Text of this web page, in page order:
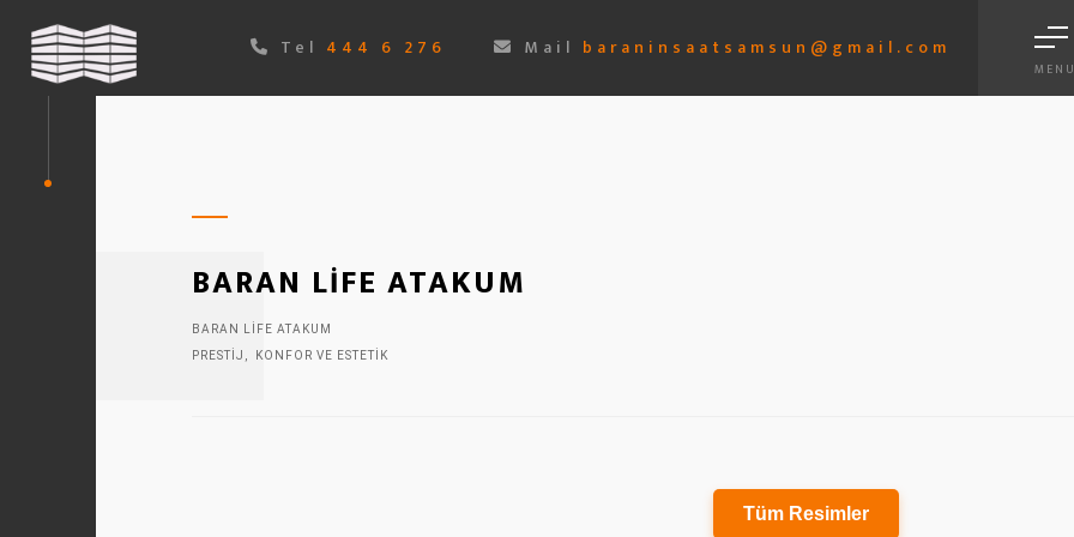
Tel 444 6 276 Mail baraninsaatsamsun@gmail.com
BARAN LIFE ATAKUM
BARAN LIFE ATAKUM
PRESTIJ, KONFOR VE ESTETIK
Tüm Resimler